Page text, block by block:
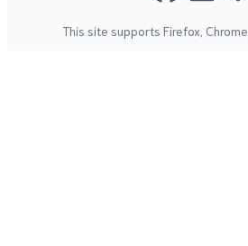
This site supports Firefox Chrome